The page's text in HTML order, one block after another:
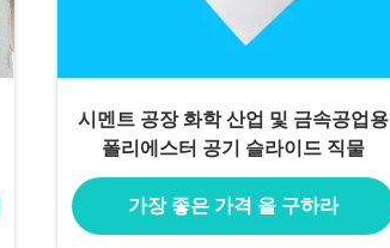
시멘트 공장 화학 산업 및 금속공업용
폴리에스터 공기 슬라이드 직물
가장 좋은 가격 을 구하라